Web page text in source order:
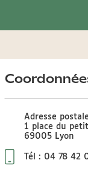
Adresse postale
1 place du
69005 Lyon
Tél : 04 78 42